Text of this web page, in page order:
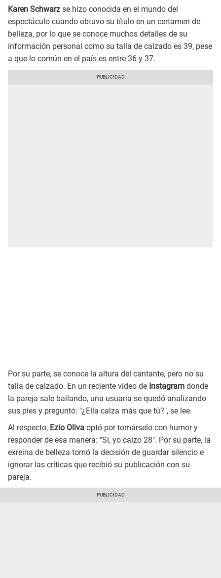
Karen Schwarz se hizo conocida en el mundo del
espectáculo cuando obtuvo su título en un certamen de
belleza, por lo que se conoce muchos detalles de su
información personal como su talla de calzado es 39, pese
a que lo común en el país es entre 36 y 37.
Por su parte, se conoce la altura del cantante, pero no su
talla de calzado. En un reciente vídeo de Instagram donde
la pareja sale bailando, una usuaria se quedó analizando
sus pies y preguntó: "¿Ella calza más que tú?", se lee.
Al respecto, Ezio Oliva optó por tomárselo con humor y
responder de esa manera: "Si, yo calzo 28". Por su parte, la
exreina de belleza tomó la decisión de guardar silencio e
ignorar las críticas que recibió su publicación con su
pareja.